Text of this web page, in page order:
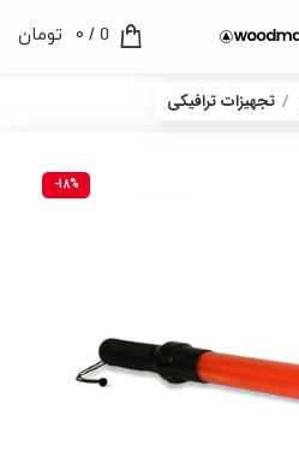
0
/
0 تومان
تجهیزات ترافیکی
-18%